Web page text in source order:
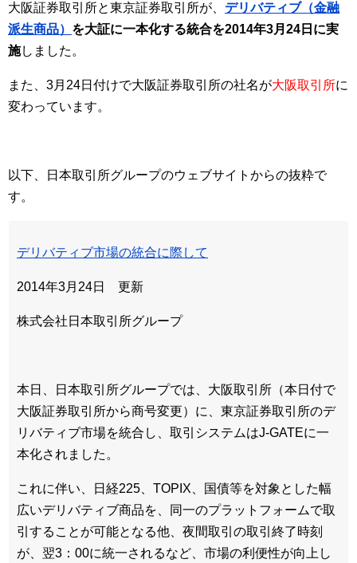
大阪証券取引所と東京証券取引所が、 デリバティブ（金融
派生商品） を大証に一本化する統合を2014年3月24日に実
施しました。
また、3月24日付けで大阪証券取引所の社名が大阪取引所に
変わっています。
以下、日本取引所グループのウェブサイトからの抜粋で
す。
デリバティブ市場の統合に際して
2014年3月24日 更新
株式会社日本取引所グループ
本日、日本取引所グループでは、大阪取引所（本日付で
大阪証券取引所から商号変更）に、東京証券取引所のデ
リバティブ市場を統合し、取引システムはJ-GATEに一
本化されました。
これに伴い、日経225、TOPIX、国債等を対象とした幅
広いデリバティブ商品を、同一のプラットフォームで取
引することが可能となる他、夜間取引の取引終了時刻
が、翌3：00に統一されるなど、市場の利便性が向上し